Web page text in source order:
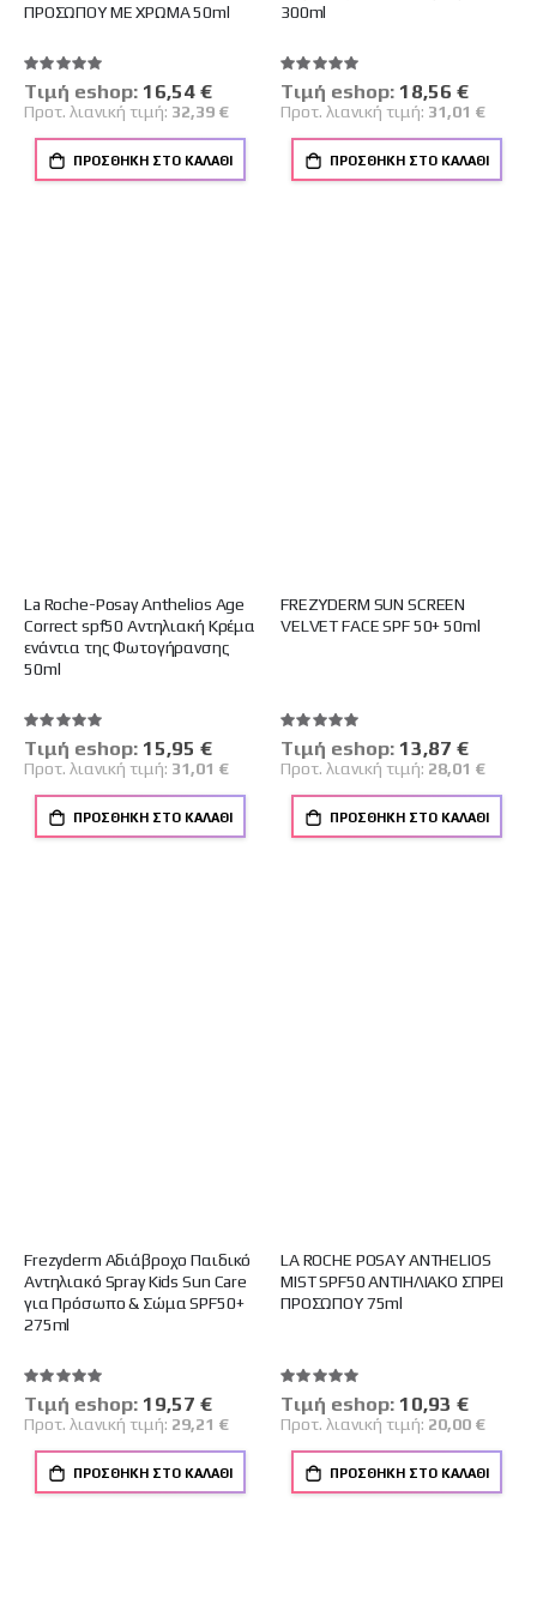
ΠΡΟΣΩΠΟΥ ΜΕ ΧΡΩΜΑ 50ml
Βαθμολογία:
100%
Tιμή eshop: Ειδική
Τιμή
16,54 €
Προτ. λιανική τιμή: 32,39 €
ΠΡΟΣΘΉΚΗ ΣΤΟ ΚΑΛΆΘΙ
300ml
Βαθμολογία:
100%
Tιμή eshop: Ειδική
Τιμή
18,56 €
Προτ. λιανική τιμή: 31,01 €
ΠΡΟΣΘΉΚΗ ΣΤΟ ΚΑΛΆΘΙ
La Roche-Posay Αnthelios Age
Correct spf50 Αντηλιακή Κρέμα
ενάντια της Φωτογήρανσης
50ml
Βαθμολογία:
100%
Tιμή eshop: Ειδική
Τιμή
15,95 €
Προτ. λιανική τιμή: 31,01 €
ΠΡΟΣΘΉΚΗ ΣΤΟ ΚΑΛΆΘΙ
FREZYDERM SUN SCREEN
VELVET FACE SPF 50+ 50ml
Βαθμολογία:
100%
Tιμή eshop: Ειδική
Τιμή
13,87 €
Προτ. λιανική τιμή: 28,01 €
ΠΡΟΣΘΉΚΗ ΣΤΟ ΚΑΛΆΘΙ
Frezyderm Αδιάβροχο Παιδικό
Αντηλιακό Spray Kids Sun Care
για Πρόσωπο & Σώμα SPF50+
275ml
Βαθμολογία:
100%
Tιμή eshop: Ειδική
Τιμή
19,57 €
Προτ. λιανική τιμή: 29,21 €
ΠΡΟΣΘΉΚΗ ΣΤΟ ΚΑΛΆΘΙ
LA ROCHE POSAY ANTHELIOS
MIST SPF50 ΑΝΤΙΗΛΙΑΚΟ ΣΠΡΕΙ
ΠΡΟΣΩΠΟΥ 75ml
Βαθμολογία:
100%
Tιμή eshop: Ειδική
Τιμή
10,93 €
Προτ. λιανική τιμή: 20,00 €
ΠΡΟΣΘΉΚΗ ΣΤΟ ΚΑΛΆΘΙ
15,78 €
Προτ. λιανική
τιμή:
32,44 €
13,73 €
Προτ. λιανική
τιμή:
25,00 €